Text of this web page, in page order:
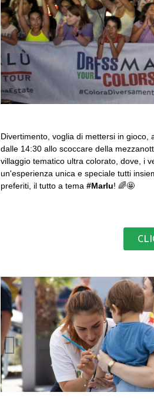
Divertimento, voglia di mettersi in gioco,
dalle 14:30 allo scoccare della
villaggio tematico ultra colorato, dove, i
un'esperienza unica e speciale tutti
preferiti, il tutto a tema #Marlu! 🌈🤩